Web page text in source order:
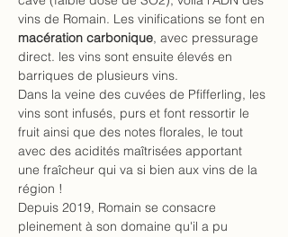
vins de Romain. Les vinifications se font en
macération carbonique, avec pressurage
direct. les vins sont ensuite élevés en
barriques de plusieurs vins.
Dans la veine des cuvées de Pfifferling, les
vins sont infusés, purs et font ressortir le
fruit ainsi que des notes florales, le tout
avec des acidités maîtrisées apportant
une fraîcheur qui va si bien aux vins de la
région !
Depuis 2019, Romain se consacre
pleinement à son domaine qu'il a pu